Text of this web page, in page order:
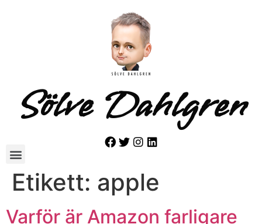
Sölve Dahlgren
Etikett: apple
Varför är Amazon farligare